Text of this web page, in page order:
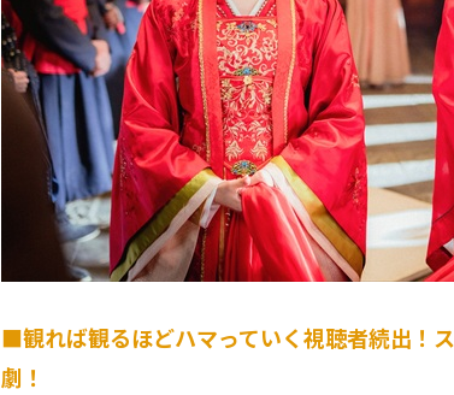
■観れば観るほどハマっていく視聴者続出！
劇！